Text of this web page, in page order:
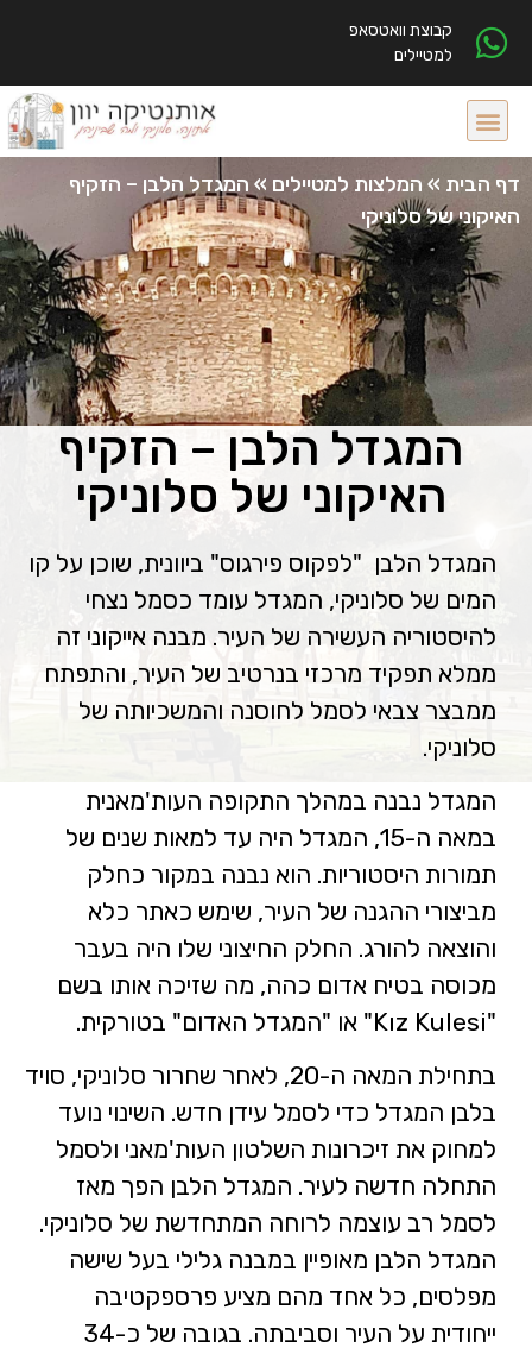
קבוצת וואטסאפ
למטיילים
דף הבית » המלצות למטיילים » המגדל הלבן – הזקיף
האיקוני של סלוניקי
המגדל הלבן – הזקיף
האיקוני של סלוניקי
המגדל הלבן "לפקוס פירגוס" ביוונית, שוכן על קו
המים של סלוניקי, המגדל עומד כסמל נצחי
להיסטוריה העשירה של העיר. מבנה אייקוני זה
ממלא תפקיד מרכזי בנרטיב של העיר, והתפתח
ממבצר צבאי לסמל לחוסנה והמשכיותה של
סלוניקי.
המגדל נבנה במהלך התקופה העות'מאנית
במאה ה-15, המגדל היה עד למאות שנים של
תמורות היסטוריות. הוא נבנה במקור כחלק
מביצורי ההגנה של העיר, שימש כאתר כלא
והוצאה להורג. החלק החיצוני שלו היה בעבר
מכוסה בטיח אדום כהה, מה שזיכה אותו בשם
"Kız Kulesi" או "המגדל האדום" בטורקית.
בתחילת המאה ה-20, לאחר שחרור סלוניקי, סויד
בלבן המגדל כדי לסמל עידן חדש. השינוי נועד
למחוק את זיכרונות השלטון העות'מאני ולסמל
התחלה חדשה לעיר. המגדל הלבן הפך מאז
לסמל רב עוצמה לרוחה המתחדשת של סלוניקי.
המגדל הלבן מאופיין במבנה גלילי בעל שישה
מפלסים, כל אחד מהם מציע פרספקטיבה
ייחודית על העיר וסביבתה. בגובה של כ-34